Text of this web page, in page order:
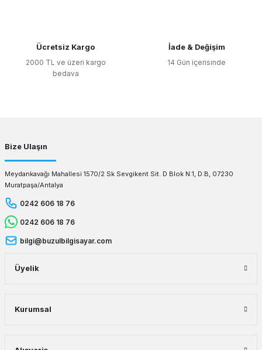
Ücretsiz Kargo
2000 TL ve üzeri kargo
bedava
İade & Değişim
14 Gün içerisinde
Bize Ulaşın
Meydankavağı Mahallesi 1570/2 Sk Sevgikent Sit. D Blok N:1, D:B, 07230
Muratpaşa/Antalya
0242 606 18 76
0242 606 18 76
bilgi@buzulbilgisayar.com
Üyelik
Kurumsal